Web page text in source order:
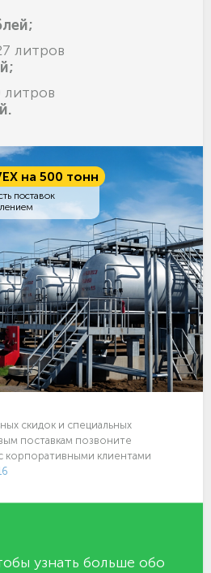
литров
литров
на 500 тонн
поставок
скидок и специальных
поставкам позвоните
корпоративными клиентами
узнать больше обо